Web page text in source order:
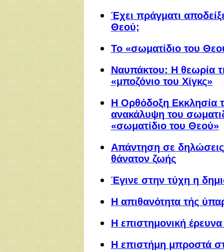
Έχει πράγματι
Θεού;
Το «σωματίδιο του
Ναυπάκτου: Η θεωρία
«μποζόνιο του Χίγκς»
Η Ορθόδοξη Εκκλησία
ανακάλυψη του
«σωματίδιο του Θεού»
Απάντηση σε δηλώσεις
θάνατον ζωής
Έγινε στην τύχη η
Η απιθανότητα τής
Η επιστημονική
Η επιστήμη μπροστά